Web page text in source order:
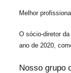
Melhor
O sócio-diretor
ano de 2020,
Nosso grupo